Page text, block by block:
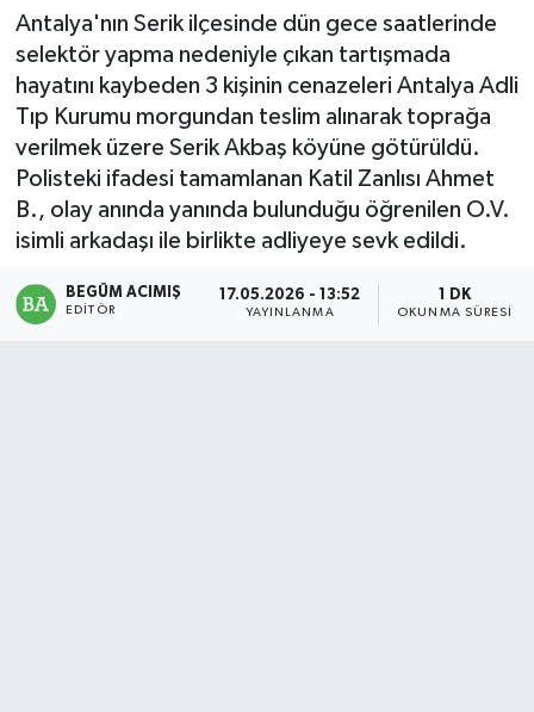
Antalya'nın Serik ilçesinde dün gece saatlerinde
selektör yapma nedeniyle çıkan tartışmada
hayatını kaybeden 3 kişinin cenazeleri Antalya Adli
Tıp Kurumu morgundan teslim alınarak toprağa
verilmek üzere Serik Akbaş köyüne götürüldü.
Polisteki ifadesi tamamlanan Katil Zanlısı Ahmet
B., olay anında yanında bulunduğu öğrenilen O.V.
isimli arkadaşı ile birlikte adliyeye sevk edildi.
BEGÜM ACIMIŞ
EDITÖR
17.05.2026 - 13:52
YAYINLANMA
1 DK
OKUNMA SÜRESI
Haberde insan
Kültür - Sanat
Magazin
Mersin
Mersin Tarihi